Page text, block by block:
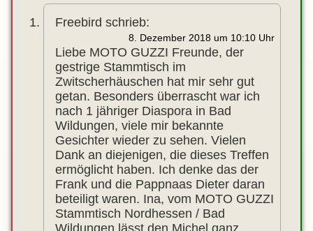
Freebird schrieb:
8. Dezember 2018 um 10:10 Uhr
Liebe MOTO GUZZI Freunde, der
gestrige Stammtisch im
Zwitscherhäuschen hat mir sehr gut
getan. Besonders überrascht war ich
nach 1 jähriger Diaspora in Bad
Wildungen, viele mir bekannte
Gesichter wieder zu sehen. Vielen
Dank an diejenigen, die dieses Treffen
ermöglicht haben. Ich denke das der
Frank und die Pappnaas Dieter daran
beteiligt waren. Ina, vom MOTO GUZZI
Stammtisch Nordhessen / Bad